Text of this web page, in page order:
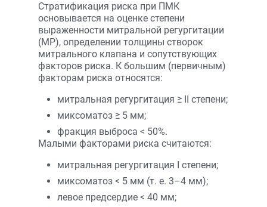
Стратификация риска при ПМК
основывается на оценке степени
выраженности митральной регургитации
(МР), определении толщины створок
митрального клапана и сопутствующих
факторов риска. К большим (первичным)
факторам риска относятся:
митральная регургитация ≥ II степени;
миксоматоз ≥ 5 мм;
фракция выброса < 50%.
Малыми факторами риска считаются:
митральная регургитация I степени;
миксоматоз < 5 мм (т. е. 3–4 мм);
левое предсердие < 40 мм;